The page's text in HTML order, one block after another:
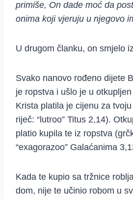
primiše, On dade moć da
onima koji vjeruju u njegovo
U drugom članku, on smjelo
Svako nanovo rođeno dijete
je ropstva i ušlo je u
Krista platila je cijenu za
riječ: “lutroo” Titus 2,14).
platio kupila te iz ropstva
“exagorazoo” Galaćanima
Kada te kupio sa tržnice
dom, nije te učinio robom u